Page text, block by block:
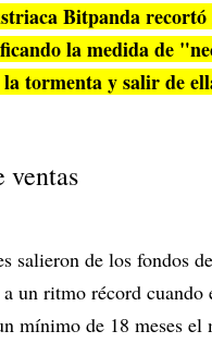
Bitpanda recortó
la medida de
tormenta y salir de
ventas
salieron de los fondos
un ritmo récord cuando
mínimo de 18 meses el